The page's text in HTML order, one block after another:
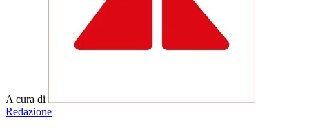
A cura di
Redazione